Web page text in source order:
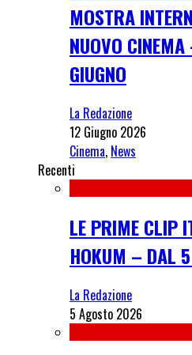
MOSTRA
NUOVO
GIUGNO
La Redazione
12 Giugno 2026
Cinema, News
Recenti
LE PRIME CLIP
HOKUM – DAL
La Redazione
5 Agosto 2026